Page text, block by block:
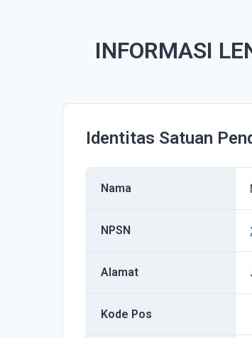
INFORMASI
Identitas Satuan
Nama
NPSN
Alamat
Kode Pos